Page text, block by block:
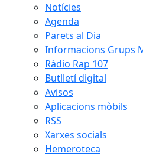
Notícies
Agenda
Parets al Dia
Informacions Grups
Ràdio Rap 107
Butlletí digital
Avisos
Aplicacions mòbils
RSS
Xarxes socials
Hemeroteca